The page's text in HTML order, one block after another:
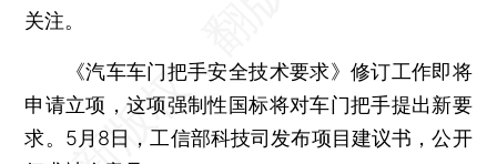
关注。
《汽车车门把手安全技术要求》修订工作即将
申请立项，这项强制性国标将对车门把手提出新要
求。5月8日，工信部科技司发布项目建议书，公开